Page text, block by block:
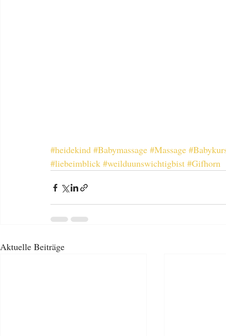
#heidekind #Babymassage #Massage
#liebeimblick #weilduunswichtigbist #Gifhorn
Aktuelle Beiträge